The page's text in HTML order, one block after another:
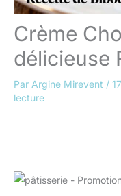
Crème
délicieuse
Par Argine Mirevent /
lecture